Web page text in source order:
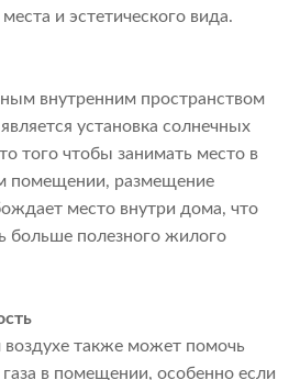
и эстетического вида.
внутренним пространством
установка солнечных
того чтобы занимать место в
помещении, размещение
место внутри дома, что
больше полезного жилого
воздухе также может помочь
в помещении, особенно если